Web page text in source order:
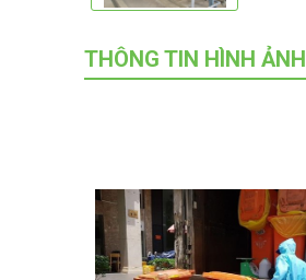
THÔNG TIN HÌNH ẢNH